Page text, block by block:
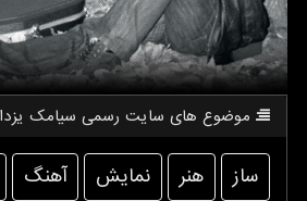
موضوع های سایت رسمی سیامك
ساز هنر نمایش آهنگ